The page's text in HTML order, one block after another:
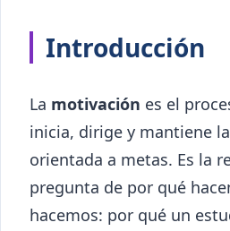
Introducción
La motivación es el
inicia, dirige y mantiene
orientada a metas. Es la
pregunta de por qué
hacemos: por qué un